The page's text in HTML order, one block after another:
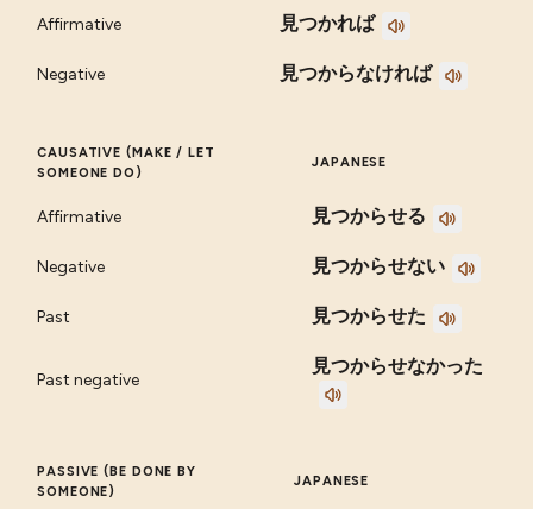
Affirmative 見つかれば
Negative 見つからなければ
CAUSATIVE (MAKE / LET
SOMEONE DO)
JAPANESE
Affirmative 見つからせる
Negative 見つからせない
Past 見つからせた
Past negative
見つからせなかった
PASSIVE (BE DONE BY
SOMEONE)
JAPANESE